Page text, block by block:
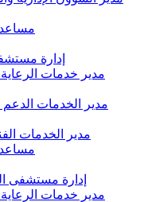
إدارة
مدير خدمات
مدير الخدمات الدعم
مدير الخدمات
إدارة مستشفى
مدير خدمات